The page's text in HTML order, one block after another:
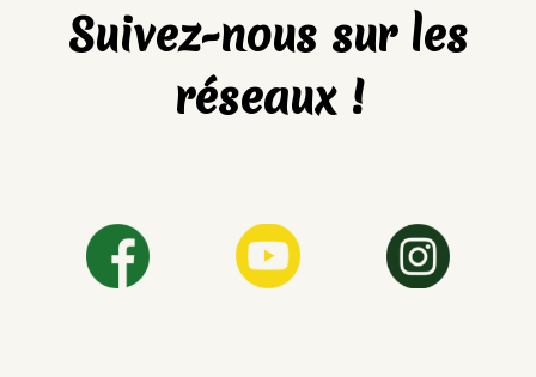
Suivez-nous sur les
réseaux !